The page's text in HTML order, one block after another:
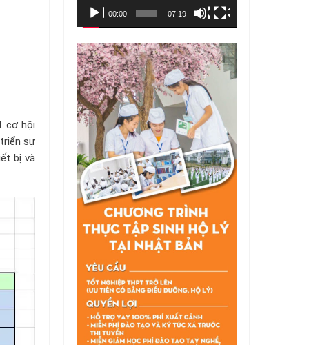
cơ hội
sự
bị và
00:00 07:19